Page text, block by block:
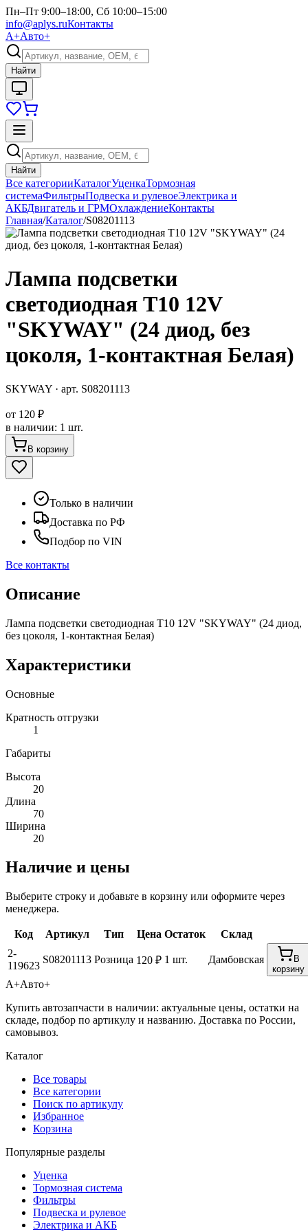
Пн–Пт 9:00–18:00, Сб 10:00–15:00
info@aplys.ruКонтакты
А+Авто+
Найти
Найти
Все категорииКаталогУценкаТормозная
системаФильтрыПодвеска и рулевоеЭлектрика и
АКБДвигатель и ГРМОхлаждениеКонтакты
Главная/Каталог/S08201113
Лампа подсветки
светодиодная T10 12V
"SKYWAY" (24 диод, без
цоколя, 1-контактная Белая)
SKYWAY · арт. S08201113
от 120 ₽
в наличии: 1 шт.
В корзину
Только в наличии
Доставка по РФ
Подбор по VIN
Все контакты
Описание
Лампа подсветки светодиодная T10 12V "SKYWAY" (24 диод,
без цоколя, 1-контактная Белая)
Характеристики
Основные
Кратность отгрузки
1
Габариты
Высота
20
Длина
70
Ширина
20
Наличие и цены
Выберите строку и добавьте в корзину или оформите через
менеджера.
Код Артикул Тип Цена Остаток
Склад
2-
119623
S08201113 Розница 120 ₽ 1 шт. Дамбовская
В
корзину
А+Авто+
Купить автозапчасти в наличии: актуальные цены, остатки на
складе, подбор по артикулу и названию. Доставка по России,
самовывоз.
Каталог
Все товары
Все категории
Поиск по артикулу
Избранное
Корзина
Популярные разделы
Уценка
Тормозная система
Фильтры
Подвеска и рулевое
Электрика и АКБ